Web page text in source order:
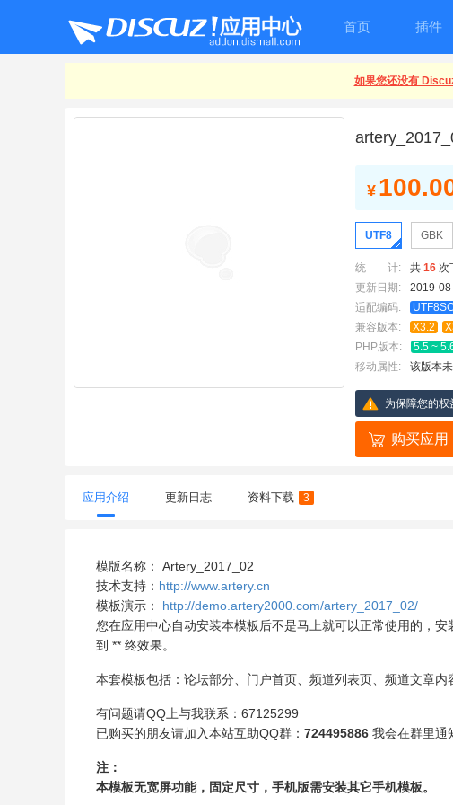
首页 插件
如果您还没有
¥
UTF8 GBK
统 计: 共 16 次
更新日期:
2019-
适配编码:
UTF8SC
兼容版本:
X3.2
PHP版本:
5.5 ~
移动属性:
该版本
为保障您的权
购买应用
应用介绍 更新日志 资料下载 3
模版名称： Artery_2017_02
技术支持： http://www.artery.cn
模板演示： http://demo.artery2000.com/artery_2017_02/
您在应用中心自动安装本模板后不是马上就可以正常使用的，安
到 ** 终效果。
本套模板包括：论坛部分、门户首页、频道列表页、频道文章内
有问题请QQ上与我联系：67125299
已购买的朋友请加入本站互助QQ群： 724495886 我会在群里通
注：
本模板无宽屏功能，固定尺寸，手机版需安装其它手机模板。